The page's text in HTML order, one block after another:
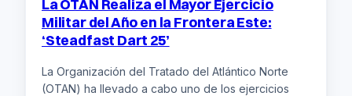
La OTAN Realiza el Mayor Ejercicio
Militar del Año en la Frontera Este:
‘Steadfast Dart 25’
La Organización del Tratado del Atlántico Norte
(OTAN) ha llevado a cabo uno de los ejercicios